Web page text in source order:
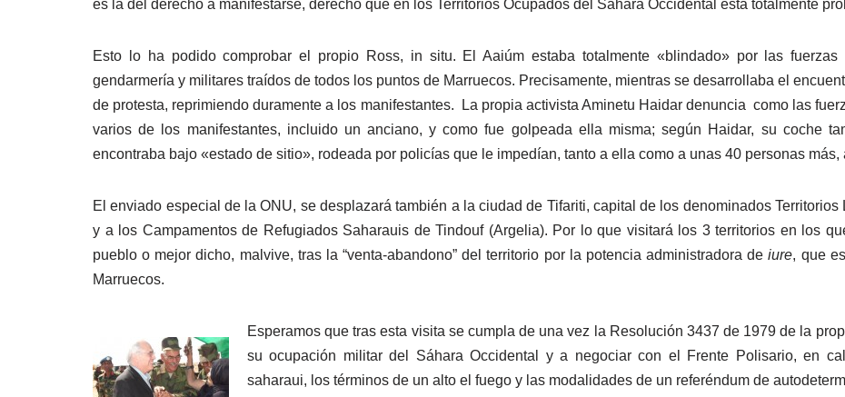
es la del derecho a manifestarse, derecho que en los Territorios Ocupados del Sáhara Occidental está totalmente
Esto lo ha podido comprobar el propio Ross, in situ. El Aaiúm estaba totalmente «blindado» por las fuerzas
gendarmería y militares traídos de todos los puntos de Marruecos. Precisamente, mientras se desarrollaba el
de protesta, reprimiendo duramente a los manifestantes. La propia activista Aminetu Haidar denuncia como las
varios de los manifestantes, incluido un anciano, y como fue golpeada ella misma; según Haidar, su coche
encontraba bajo «estado de sitio», rodeada por policías que le impedían, tanto a ella como a unas 40 personas
El enviado especial de la ONU, se desplazará también a la ciudad de Tifariti, capital de los denominados
y a los Campamentos de Refugiados Saharauis de Tindouf (Argelia). Por lo que visitará los 3 territorios en los
pueblo o mejor dicho, malvive, tras la “venta-abandono” del territorio por la potencia administradora deiure, que
Marruecos.
Esperamos que tras esta visita se cumpla de una vez la Resolución 3437 de 1979 de la
su ocupación militar del Sáhara Occidental y a negociar con el Frente Polisario, en
saharaui, los términos de un alto el fuego y las modalidades de un referéndum de